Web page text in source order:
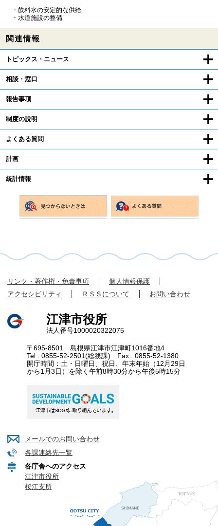
・飲料水の安定的な供給
・水道施設の整備
関連情報
トピックス・ニュース
相談・窓口
報告事項
制度の説明
よくある質問
計画
統計情報
リンク・著作権・免責事項
個人情報保護
アクセシビリティ
ＲＳＳについて お問い合わせ
江津市役所
法人番号1000020322075
〒695-8501 島根県江津市江津町1016番地4
Tel : 0855-52-2501(総務課) Fax : 0855-52-1380
開庁時間：土・日曜日、祝日、年末年始（12月29日
から1月3日）を除く午前8時30分から午後5時15分
メールでのお問い合わせ
各課連絡先一覧
各庁舎へのアクセス
江津市役所
桜江支所